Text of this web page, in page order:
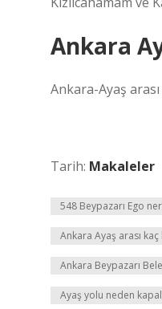
Ankara
Ankara-Ayaş
Tarih: Makaleler
548 Beypazarı Ego
Ankara Ayaş arası
Ankara Beypazarı
Ayaş yolu neden